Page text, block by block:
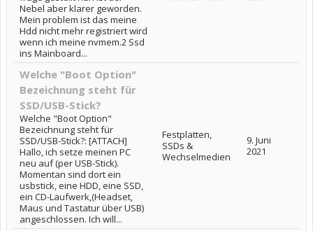
Nebel aber klarer geworden.
Mein problem ist das meine
Hdd nicht mehr registriert wird
wenn ich meine nvmem.2 Ssd
ins Mainboard...
Welche "Boot Option"
Bezeichnung steht für
SSD/USB-Stick?
Welche "Boot Option"
Bezeichnung steht für
SSD/USB-Stick?: [ATTACH]
Hallo, ich setze meinen PC
neu auf (per USB-Stick).
Momentan sind dort ein
usbstick, eine HDD, eine SSD,
ein CD-Laufwerk,(Headset,
Maus und Tastatur über USB)
angeschlossen. Ich will...
Festplatten,
SSDs &
Wechselmedien
9. Juni
2021